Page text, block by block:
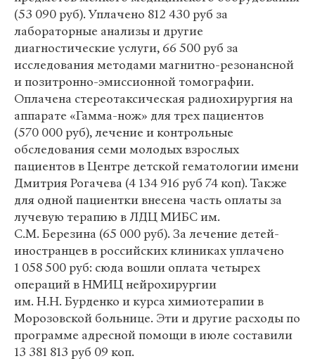
(53 090 руб). Уплачено 812 430 руб за
лабораторные анализы и другие
диагностические услуги, 66 500 руб за
исследования методами магнитно-резонансной
и позитронно-эмиссионной томографии.
Оплачена стереотаксическая радиохирургия на
аппарате «Гамма-нож» для трех пациентов
(570 000 руб), лечение и контрольные
обследования семи молодых взрослых
пациентов в Центре детской гематологии имени
Дмитрия Рогачева (4 134 916 руб 74 коп). Также
для одной пациентки внесена часть оплаты за
лучевую терапию в ЛДЦ МИБС им.
С.М. Березина (65 000 руб). За лечение детей-
иностранцев в российских клиниках уплачено
1 058 500 руб: сюда вошли оплата четырех
операций в НМИЦ нейрохирургии
им. Н.Н. Бурденко и курса химиотерапии в
Морозовской больнице. Эти и другие расходы по
программе адресной помощи в июле составили
13 381 813 руб 09 коп.